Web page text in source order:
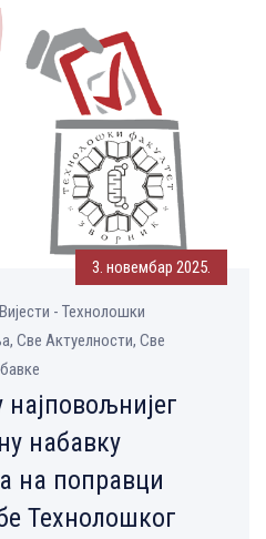
3. новембар 2025.
Вијести - Технолошки
Све Aктуелности, Све
набавку
на поправци
Технолошког